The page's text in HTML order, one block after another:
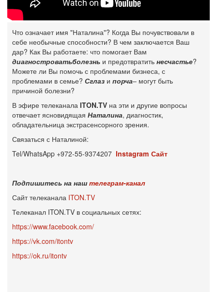
Что означает имя "Наталина"? Когда Вы почувствовали в
себе необычные способности? В чем заключается Ваш
дар? Как Вы работаете: что помогает Вам
диагностроватьболезнь и предотвратить несчастье?
Можете ли Вы помочь с проблемами бизнеса, с
проблемами в семье? Сглаз и порча– могут быть
причиной болезни?
В эфире телеканала ITON.TV на эти и другие вопросы
отвечает ясновидящая Наталина, диагностик,
обладательница экстрасенсорного зрения.
Связаться с Наталиной:
Tel/WhatsApp +972-55-9374207 Instagram Сайт
Подпишитесь на наш телеграм-канал
Сайт телеканала ITON.TV
Телеканал ITON.TV в социальных сетях:
https://www.facebook.com/
https://vk.com/itontv
https://ok.ru/itontv